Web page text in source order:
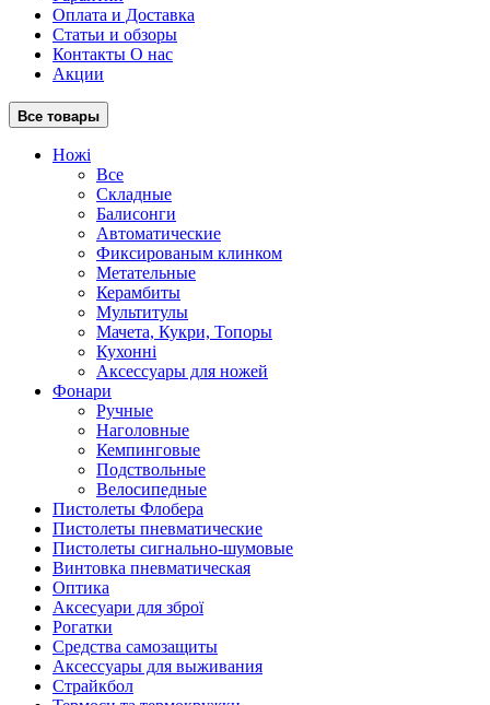
Оплата и Доставка
Статьи и обзоры
Контакты О нас
Акции
Все товары
Ножі
Все
Складные
Балисонги
Автоматические
Фиксированым клинком
Метательные
Керамбиты
Мультитулы
Мачета, Кукри, Топоры
Кухонні
Аксессуары для ножей
Фонари
Ручные
Наголовные
Кемпинговые
Подствольные
Велосипедные
Пистолеты Флобера
Пистолеты пневматические
Пистолеты сигнально-шумовые
Винтовка пневматическая
Оптика
Аксесуари для зброї
Рогатки
Средства самозащиты
Аксессуары для выживания
Страйкбол